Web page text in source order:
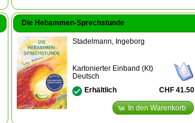
Die Hebammen-Sprechstunde
Stadelmann, Ingeborg
Kartonierter Einband (Kt)
Deutsch
Erhältlich
CHF 41.50
In den Warenkorb